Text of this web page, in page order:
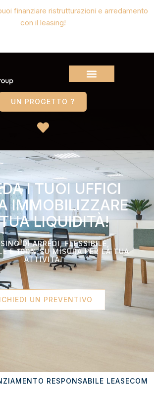
finanziare ristrutturazioni e arredamento
con il leasing!
UN PROGETTO ?
I TUOI UFFICI
IMMOBILIZZARE
LIQUIDITÀ!
DI ARREDI, FLESSIBILE,
E 100% SU MISURA PER LA TUA
ATTIVITÀ.
UN PREVENTIVO
RESPONSABILE LEASECOM